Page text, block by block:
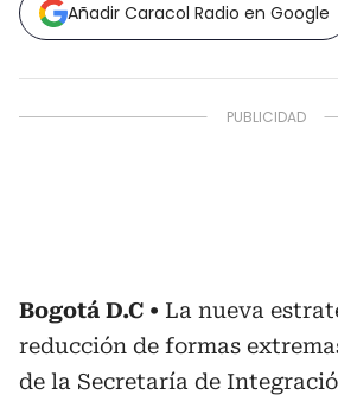
Añadir Caracol Radio en Google
Bogotá D.C
La nueva
reducción de formas
de la Secretaría de